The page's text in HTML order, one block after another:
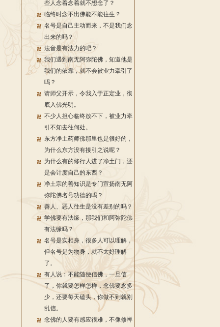
些人念着念着就不想念了？
临终时念不出佛能不能往生？
名号是自己主动而来，不是我们念
出来的吗？
法音是有法力的吧？
我们遇到南无阿弥陀佛，知道他是
我们的依靠，就不会被业力牵引了
吗？
请师父开示，令我入于正定业，彻
底入佛光明。
不少人担心临终放不下，被业力牵
引不知去往何处。
东方净土药师佛那里也是很好的，
为什么东方没有接引之说呢？
为什么有的修行人进了净土门，还
是会计度自己的东西？
净土宗的善知识是专门宣扬南无阿
弥陀佛名号功德的吗？
善人、恶人往生是没有差别的吗？
学佛要有法缘，那我们和阿弥陀佛
有法缘吗？
名号是实相身，很多人可以理解，
但名号是为物身，就不太好理解
了。
有人说：不能随便信佛，一旦信
了，你就要怎样怎样，念佛要念多
少，还要每天磕头，你做不到就别
乱信。
念佛的人要有感应很难，不像修禅